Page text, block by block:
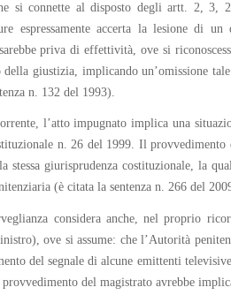
si connette al disposto degli artt. 2, 3,
espressamente accerta la lesione di
priva di effettività, ove si
giustizia, implicando un’omissione
n. 132 del 1993).
l’atto impugnato implica una
n. 26 del 1999. Il
stessa giurisprudenza costituzionale, la
(è citata la sentenza n. 266 del
considera anche, nel proprio
ove si assume: che l’Autorità
del segnale di alcune emittenti
provvedimento del magistrato avrebbe